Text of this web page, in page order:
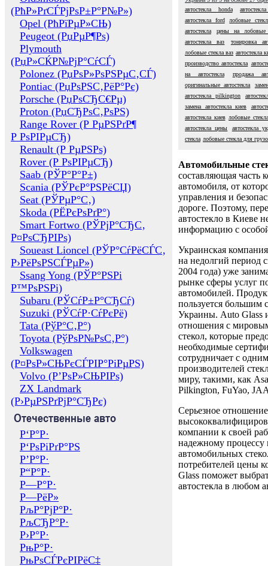
(РћР»РґСЃРјРѕР±Р°Р№Р»)
Opel (РћРїРµР»СЊ)
Peugeot (РџРµР¶Рѕ)
Plymouth
(РџР»СЌР№РјР°СѓСЃ)
Polonez (РџРѕР»РѕРЅРµС‚СЃ)
Pontiac (РџРѕРЅС‚РёР°Рє)
Porsche (РџРѕСЂС€Рµ)
Proton (РџСЂРѕС‚РѕРЅ)
Range Rover (Р РµРЅРґР¶
Р РѕРІРµСЂ)
Renault (Р РµРЅРѕ)
Rover (Р РѕРІРµСЂ)
Saab (РЎР°Р°Р±)
Scania (РЎРєР°РЅРёСЏ)
Seat (РЎРµР°С‚)
Skoda (РЁРєРѕРґР°)
Smart Fortwo (РЎРјР°СЂС‚
Р¤РѕСЂРІРѕ)
Soueast Lioncel (РЎР°СѓРёСЃС‚
Р›РёРѕРЅСЃРµР»)
Ssang Yong (РЎР°РЅРі
Р™РѕРЅРі)
Subaru (РЎСѓР±Р°СЂСѓ)
Suzuki (РЎСѓР·СѓРєРё)
Tata (РўР°С‚Р°)
Toyota (РўРѕР№РѕС‚Р°)
Volkswagen
(Р¤РѕР»СЊРєСЃРІР°РіРµРЅ)
Volvo (Р’РѕР»СЊРІРѕ)
ZX Landmark
(Р›РµРЅРґРјР°СЂРє)
Отечественные авто
Р‘Р°Р·
Р‘РѕРіРґР°РЅ
Р’Р°Р·
Р“Р°Р·
Р—Р°Р·
Р—РёР»
РљР°РјР°Р·
РљСЂР°Р·
Р›Р°Р·
РњР°Р·
РњРѕСЃРєРІРёС‡
автостекла honda
автостекла ford
лобовые
автостекла
цены на лобовые
автостекла ваз
тонировка
лобовые стекла ваз автостекла
производство автостекла
на автостекла
продажа
оригинальные автостекла
автостекла pilkington
замена автостекла киев
автостекла киев лобовые
автостекла цены
автостекла
стекла лобовые стекла для
Автомобильные
составляющая часть
автомобиля, от
управления и
дороге. Поэтому,
автостекло в Киеве
информацию с
Украинская
на недолгий период
2004 года) уже
рынке сферы услуг
автомобилей.
пользуется большим
Украины. Auto Glass
отношения с
стекол, которые
необходимые
сотрудничает с
производителей
миру, такими, как
Pilkington, FuYao,
Серьезное отношение
компании к своей
надежному процессу
автомобильных
потребителей цены
Glass поможет
автостекла в любом